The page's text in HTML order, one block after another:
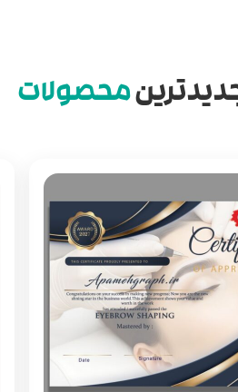
محصولات